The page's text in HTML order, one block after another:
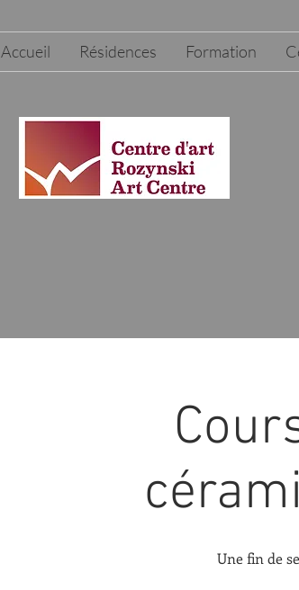
Accueil Résidences Formation
Une fin de